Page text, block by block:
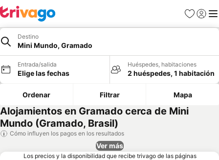
Favoritos
Iniciar
Destino
Mini Mundo, Gramado
Entrada/salida
Elige las fechas
Huéspedes, habitaciones
2 huéspedes, 1 habitación
Ordenar Filtrar Mapa
Alojamientos en Gramado cerca de Mini
Mundo (Gramado, Brasil)
Cómo influyen los pagos en los resultados
Ver más
Los precios y la disponibilidad que recibe trivago de las páginas